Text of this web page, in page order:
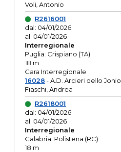
Voli, Antonio
R2616001
dal: 04/01/2026
al: 04/01/2026
Interregionale
Puglia: Crispiano (TA)
18 m
Gara Interregionale
16028- A.D. Arcieri dello Jonio
Fiaschi, Andrea
R2618001
dal: 04/01/2026
al: 04/01/2026
Interregionale
Calabria: Polistena (RC)
18 m